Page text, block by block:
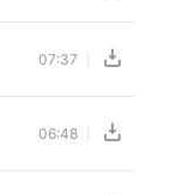
07:37
06:48